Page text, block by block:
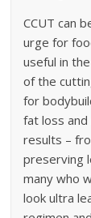
CCUT can
urge for
useful in
of the
for
fat loss
results –
preserving
many who
look ultra